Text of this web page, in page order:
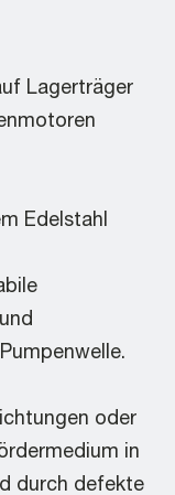
Lagerträger
Edelstahl
oder
in
durch defekte